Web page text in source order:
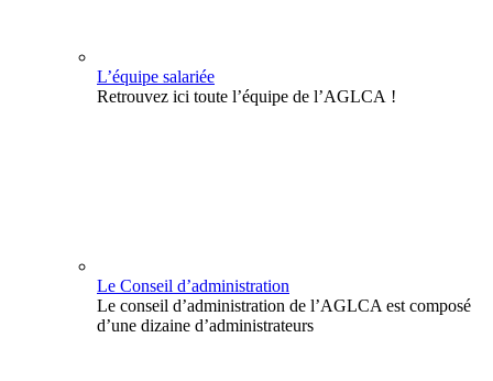
L’équipe salariée
Retrouvez ici toute l’équipe de l’AGLCA !
Le Conseil d’administration
Le conseil d’administration de l’AGLCA est composé
d’une dizaine d’administrateurs